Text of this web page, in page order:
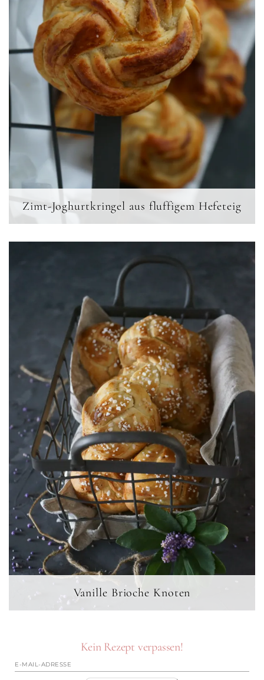
Zimt-Joghurtkringel aus fluffigem Hefeteig
Vanille Brioche Knoten
Kein Rezept verpassen!
E-